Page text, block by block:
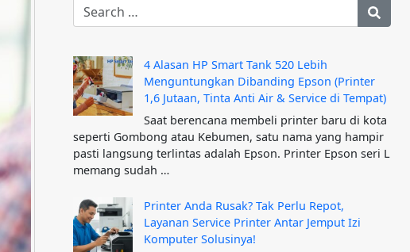
4 Alasan HP Smart Tank 520 Lebih
Menguntungkan Dibanding Epson (Printer
1,6 Jutaan, Tinta Anti Air & Service di Tempat)
Saat berencana membeli printer baru di kota
seperti Gombong atau Kebumen, satu nama yang hampir
pasti langsung terlintas adalah Epson. Printer Epson seri L
memang sudah …
Printer Anda Rusak? Tak Perlu Repot,
Layanan Service Printer Antar Jemput Izi
Komputer Solusinya!